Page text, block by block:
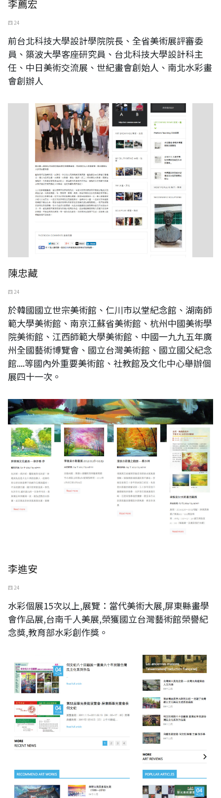
李薦宏
四 24
前台北科技大學設計學院院長、全省美術展評審委
員、築波大學客座研究員、台北科技大學設計科主
任、中日美術交流展、世紀畫會創始人、南北水彩畫
會創辦人
陳忠藏
四 24
於韓國國立世宗美術館、仁川市以堂紀念館、湖南師
範大學美術館、南京江蘇省美術館、杭州中國美術學
院美術館、江西師範大學美術館、中國一九九五年廣
州全國藝術博覽會、國立台灣美術館、國立國父紀念
館....等國內外重要美術館、社教館及文化中心舉辦個
展四十一次。
李進安
四 24
水彩個展15次以上,展覽：當代美術大展,屏東縣畫學
會作品展,台南千人美展,榮獲國立台灣藝術館榮譽紀
念獎,教育部水彩創作獎。